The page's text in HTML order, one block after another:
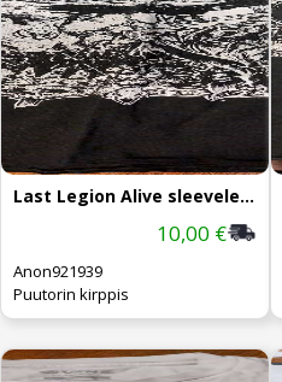
Last Legion Alive sleeveless tshirt
10,00 €
Anon921939
Puutorin kirppis